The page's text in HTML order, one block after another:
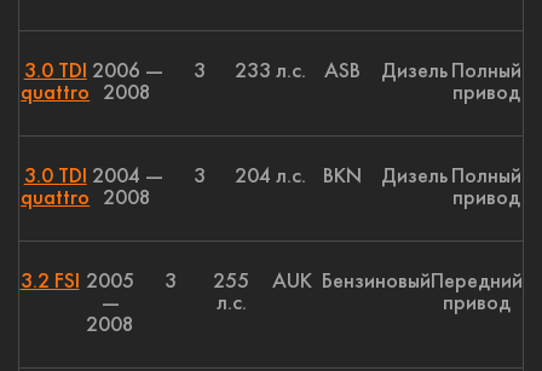
3.0 TDI
quattro
2006 —
2008
3 233 л.с. ASB Дизель Полный
привод
3.0 TDI
quattro
2004 —
2008
3 204 л.с. BKN Дизель Полный
привод
3.2 FSI
2005
—
2008
3
255
л.с.
AUK Бензиновый Передний
привод